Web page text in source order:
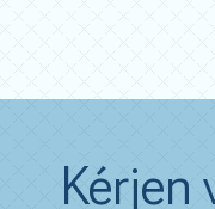
Kérjen